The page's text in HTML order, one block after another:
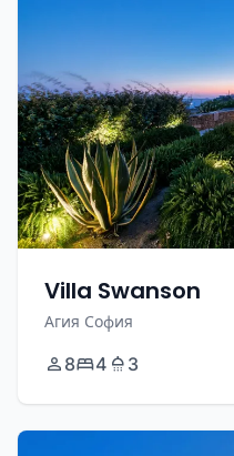
Villa Swanson
Агия София
8 4 3